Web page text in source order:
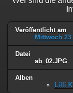
Veröffentlicht am
Mittwoch
Datei
ab_02.JPG
Alben
Lilli